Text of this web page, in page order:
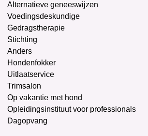
Alternatieve geneeswijzen
Voedingsdeskundige
Gedragstherapie
Stichting
Anders
Hondenfokker
Uitlaatservice
Trimsalon
Op vakantie met hond
Opleidingsinstituut voor professionals
Dagopvang